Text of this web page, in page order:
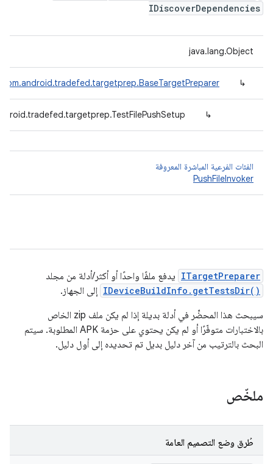
IDiscoverDependencies
java.lang.Object
↳
com.android.tradefed.targetprep.BaseTargetPreparer
↳
الفئات الفرعية المباشرة المعروفة
PushFileInvoker
ITargetPreparer يدفع ملفًا واحدًا أو أكثر/أدلة من مجلد
IDeviceBuildInfo.getTestsDir() إلى الجهاز.
سيبحث هذا المحضِّر في أدلة بديلة إذا لم يكن ملف zip الخاص
بالاختبارات متوفّرًا أو لم يكن يحتوي على حزمة APK المطلوبة. سيتم
البحث بالترتيب من آخر دليل بديل تم تحديده إلى أول دليل.
ملخّص
طُرق وضع التصميم العامة